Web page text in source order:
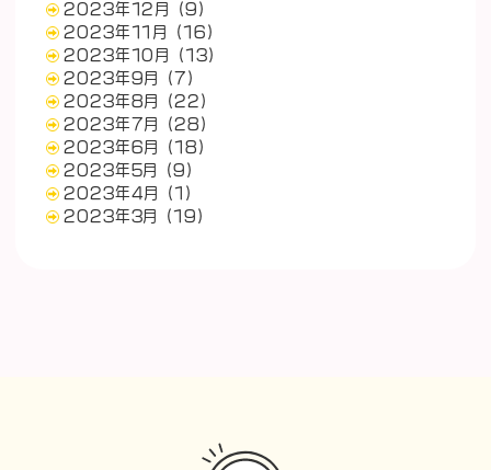
2023年12月
(9)
2023年11月
(16)
2023年10月
(13)
2023年9月
(7)
2023年8月
(22)
2023年7月
(28)
2023年6月
(18)
2023年5月
(9)
2023年4月
(1)
2023年3月
(19)